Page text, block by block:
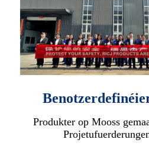
Produkter op Mooss